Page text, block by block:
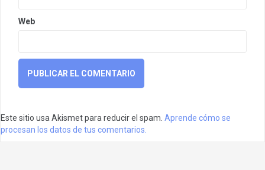
Web
Este sitio usa Akismet para reducir el spam. Aprende cómo se
procesan los datos de tus comentarios.